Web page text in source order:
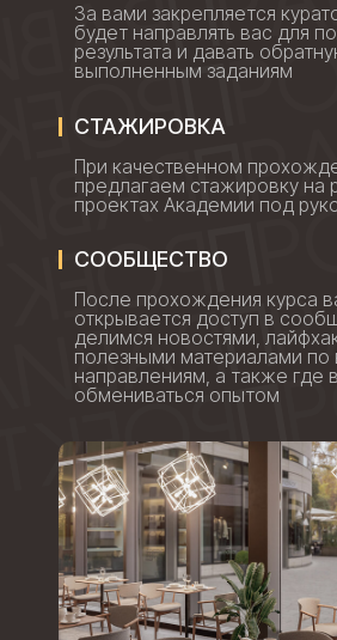
При качественном
предлагаем стажировку на
проектах Академии под
СТАЖИРОВКА
После прохождения курса
открывается доступ в
делимся новостями,
полезными материалами по
направлениям, а также где
обмениваться опытом
СООБЩЕСТВО
За вами закрепляется
будет направлять вас для
результата и давать
выполненным заданиям